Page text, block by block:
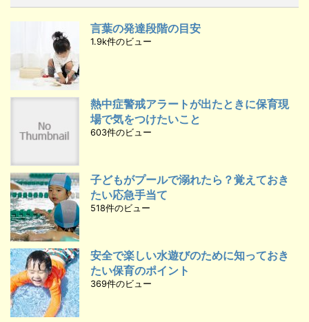
言葉の発達段階の目安
1.9k件のビュー
熱中症警戒アラートが出たときに保育現
場で気をつけたいこと
603件のビュー
子どもがプールで溺れたら？覚えておき
たい応急手当て
518件のビュー
安全で楽しい水遊びのために知っておき
たい保育のポイント
369件のビュー